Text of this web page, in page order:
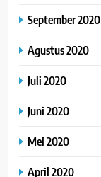
September 2020
Agustus 2020
Juli 2020
Juni 2020
Mei 2020
April 2020